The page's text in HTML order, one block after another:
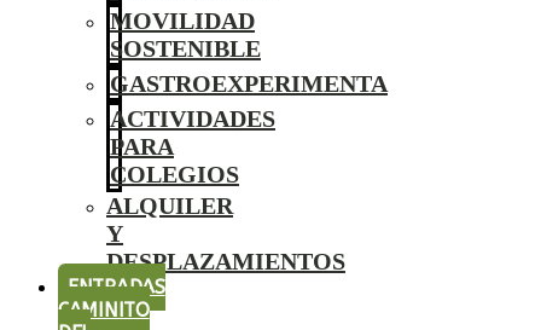
MOVILIDAD
SOSTENIBLE
GASTROEXPERIMENTA
ACTIVIDADES
PARA
COLEGIOS
ALQUILER
Y
DESPLAZAMIENTOS
ENTRADAS
CAMINITO